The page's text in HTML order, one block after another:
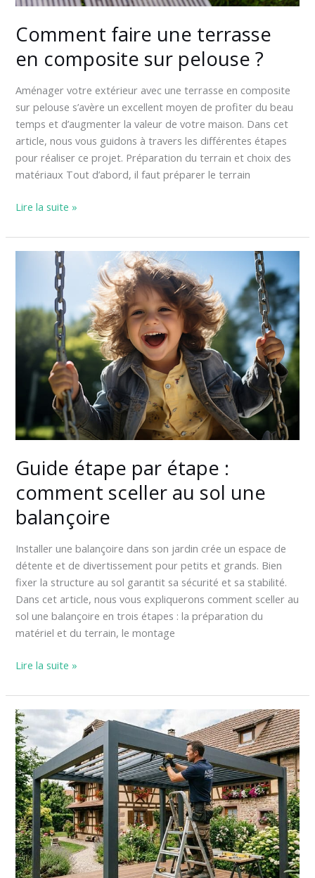
Comment faire une terrasse
en composite sur pelouse ?
Aménager votre extérieur avec une terrasse en composite
sur pelouse s’avère un excellent moyen de profiter du beau
temps et d’augmenter la valeur de votre maison. Dans cet
article, nous vous guidons à travers les différentes étapes
pour réaliser ce projet. Préparation du terrain et choix des
matériaux Tout d’abord, il faut préparer le terrain
Lire la suite »
Guide étape par étape :
comment sceller au sol une
balançoire
Installer une balançoire dans son jardin crée un espace de
détente et de divertissement pour petits et grands. Bien
fixer la structure au sol garantit sa sécurité et sa stabilité.
Dans cet article, nous vous expliquerons comment sceller au
sol une balançoire en trois étapes : la préparation du
matériel et du terrain, le montage
étape
comment
sceller
balançoire
Lire la suite »
Quelles
sont
les
meilleures
entreprises
de
pergola
en
Alsace
en